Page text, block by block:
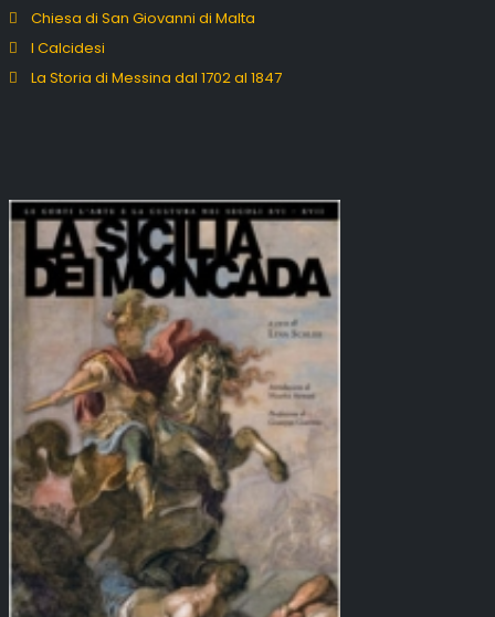
Chiesa di San Giovanni di Malta
I Calcidesi
La Storia di Messina dal 1702 al 1847